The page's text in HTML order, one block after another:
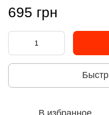
695 грн
В избранное